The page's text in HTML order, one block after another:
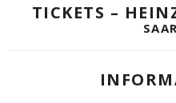
TICKETS –